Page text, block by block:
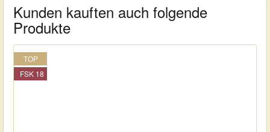
Kunden kauften auch folgende
Produkte
TOP
FSK 18